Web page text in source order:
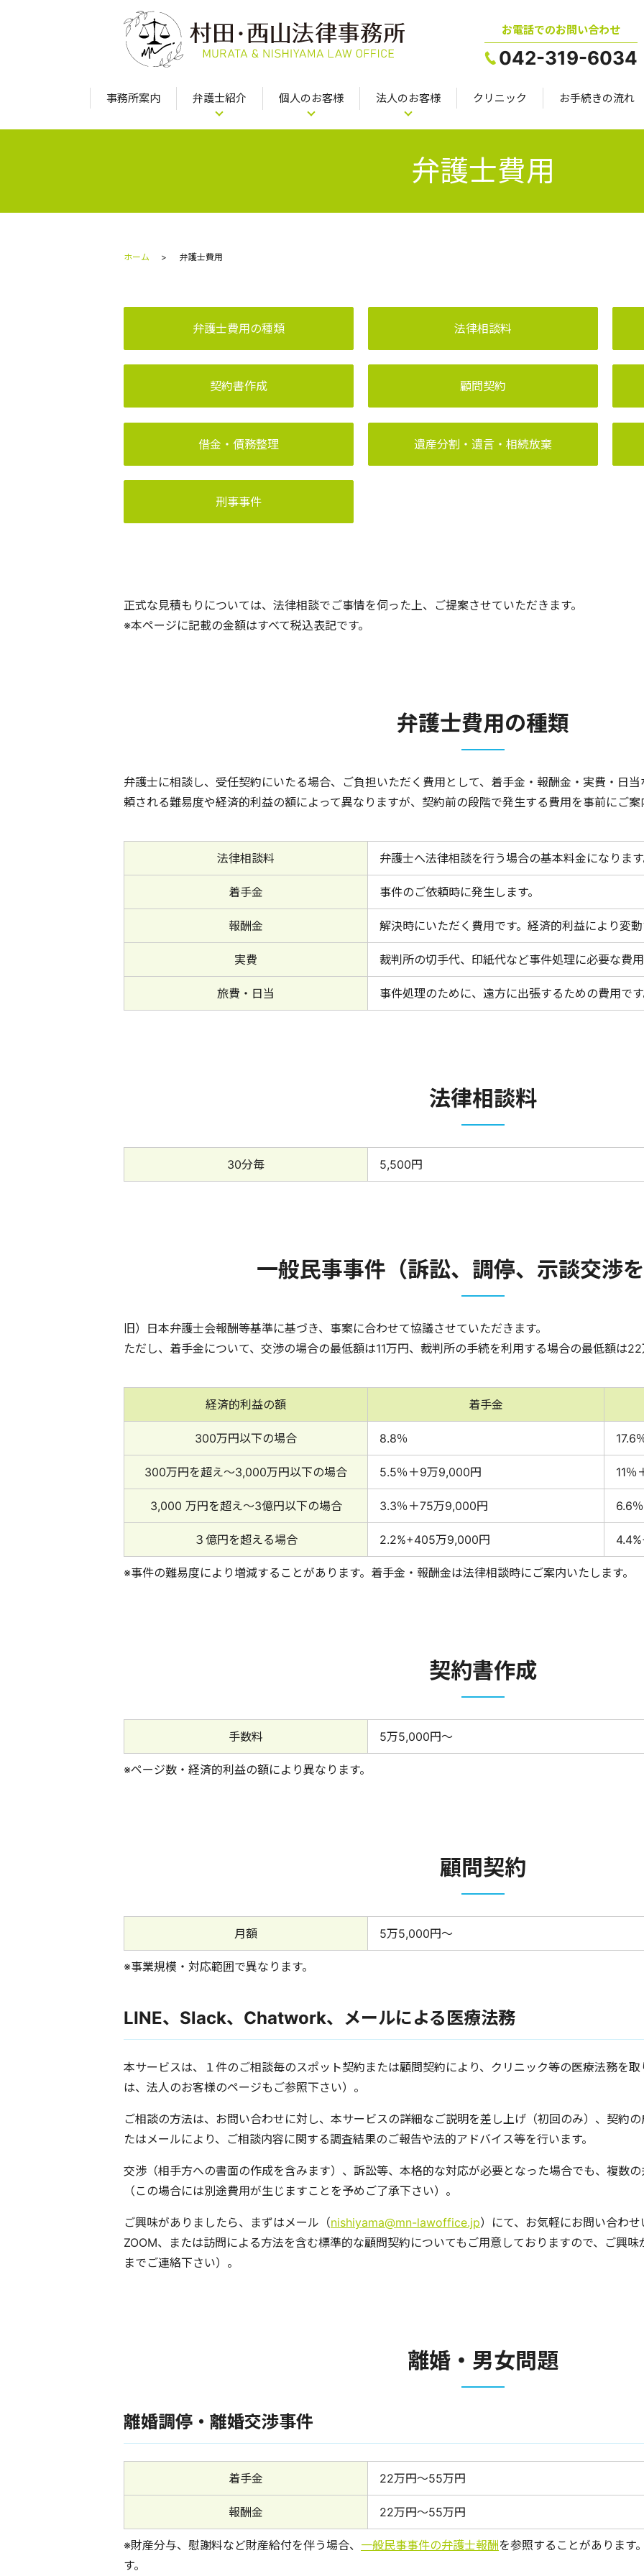
お電話でのお問い合わせ
042-319-6034
事務所案内 弁護士紹介 個人のお客様 法人のお客様 クリニック お手続きの流れ
弁護士費用
ホーム 弁護士費用
弁護士費用の種類 法律相談料
契約書作成 顧問契約
借金・債務整理 遺産分割・遺言・相続放棄
刑事事件
正式な見積もりについては、法律相談でご事情を伺った上、ご提案させていただきます。
※本ページに記載の金額はすべて税込表記です。
弁護士費用の種類
弁護士に相談し、受任契約にいたる場合、ご負担いただく費用として、着手金・報酬金・実費・日
頼される難易度や経済的利益の額によって異なりますが、契約前の段階で発生する費用を事前にご案
法律相談料 弁護士へ法律相談を行う場合の基本料金になります
着手金 事件のご依頼時に発生します。
報酬金 解決時にいただく費用です。経済的利益により変動
実費 裁判所の切手代、印紙代など事件処理に必要な費用
旅費・日当 事件処理のために、遠方に出張するための費用です
法律相談料
30分毎 5,500円
一般民事事件 （訴訟、調停、示談交渉を
旧）日本弁護士会報酬等基準に基づき、事案に合わせて協議させていただきます。
ただし、着手金について、交渉の場合の最低額は11万円、裁判所の手続を利用する場合の最低額は22
経済的利益の額 着手金
300万円以下の場合 8.8％ 17.6
300万円を超え〜3,000万円以下の場合 5.5％＋9万9,000円 11％
3,000 万円を超え〜3億円以下の場合 3.3％＋75万9,000円 6.6
３億円を超える場合 2.2%+405万9,000円
※事件の難易度により増減することがあります。着手金・報酬金は法律相談時にご案内いたします。
契約書作成
手数料 5万5,000円〜
※ページ数・経済的利益の額により異なります。
顧問契約
月額 5万5,000円〜
※事業規模・対応範囲で異なります。
LINE、Slack、Chatwork、メールによる医療法務
本サービスは、１件のご相談毎のスポット契約または顧問契約により、クリニック等の医療法務を
は、法人のお客様のページもご参照下さい）。
ご相談の方法は、お問い合わせに対し、本サービスの詳細なご説明を差し上げ（初回のみ）、契約
たはメールにより、ご相談内容に関する調査結果のご報告や法的アドバイス等を行います。
交渉（相手方への書面の作成を含みます）、訴訟等、本格的な対応が必要となった場合でも、複数
（この場合には別途費用が生じますことを予めご了承下さい）。
ご興味がありましたら、まずはメール（nishiyama@mn-lawoffice.jp）にて、お気軽にお問い合わ
ZOOM、または訪問による方法を含む標準的な顧問契約についてもご用意しておりますので、ご興
までご連絡下さい）。
離婚・男女問題
離婚調停・離婚交渉事件
着手金 22万円～55万円
報酬金 22万円～55万円
※財産分与、慰謝料など財産給付を伴う場合、 一般民事事件の弁護士報酬を参照することがあります
す。